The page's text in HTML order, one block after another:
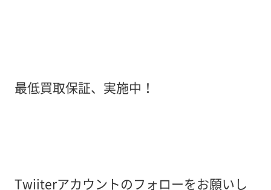
最低買取保証、実施中！
Twiiterアカウントのフォローをお願いし